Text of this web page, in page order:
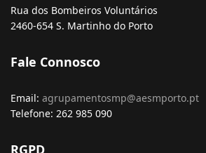
Rua dos Bombeiros Voluntários
2460-654 S. Martinho do Porto
Fale Connosco
Email: agrupamentosmp@aesmporto.pt
Telefone: 262 985 090
RGPD